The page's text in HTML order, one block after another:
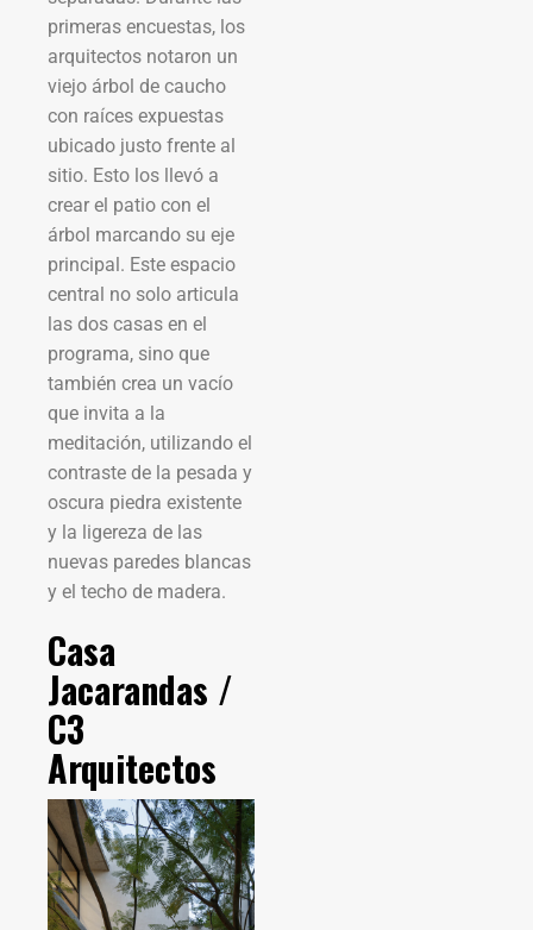
primeras encuestas, los
arquitectos notaron un
viejo árbol de caucho
con raíces expuestas
ubicado justo frente al
sitio. Esto los llevó a
crear el patio con el
árbol marcando su eje
principal. Este espacio
central no solo articula
las dos casas en el
programa, sino que
también crea un vacío
que invita a la
meditación, utilizando el
contraste de la pesada y
oscura piedra existente
y la ligereza de las
nuevas paredes blancas
y el techo de madera.
Casa
Jacarandas /
C3
Arquitectos